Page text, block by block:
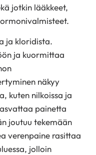
jotkin lääkkeet,
ja kloridista.
ja kuormittaa
näkyy
kuten nilkoissa ja
painetta
joutuu tekemään
verenpaine rasittaa
jolloin